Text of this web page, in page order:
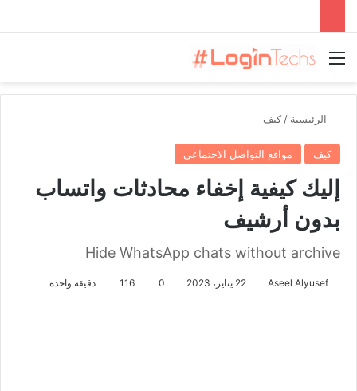
القائمة
الرئيسية /كيف
كيف مواقع التواصل الاجتماعي
إليك كيفية إخفاء محادثات واتساب
بدون أرشيف
Hide WhatsApp chats without archive
Aseel Alyusef 22 يناير، 2023 0
116 دقيقة واحدة